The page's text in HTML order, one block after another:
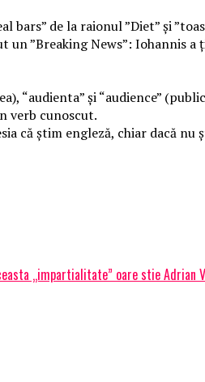
de la raionul ”Diet” și
un ”Breaking News”: Iohannis
“audienta” și “audience”
verb cunoscut.
că știm engleză, chiar dacă nu
„impartialitate” oare stie Adrian